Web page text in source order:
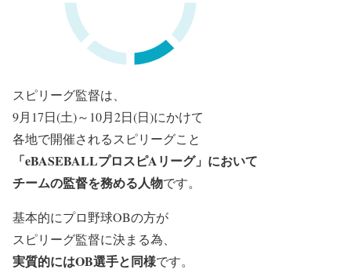
スピリーグ監督は、
9月17日(土)～10月2日(日)にかけて
各地で開催されるスピリーグこと
「eBASEBALLプロスピAリーグ」において
チームの監督を務める人物です。
基本的にプロ野球OBの方が
スピリーグ監督に決まる為、
実質的にはOB選手と同様です。